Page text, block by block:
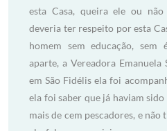
esta Casa, queira ele ou
deveria ter respeito por esta
homem sem educação, sem
aparte, a Vereadora Emanuela
em São Fidélis ela foi
ela foi saber que já haviam
mais de cem pescadores, e